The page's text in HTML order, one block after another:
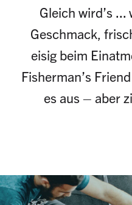
Gleich wird’s
Geschmack,
eisig beim
Fisherman’s
es aus – aber